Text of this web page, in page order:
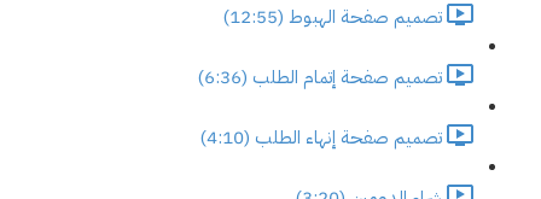
تصميم صفحة الهبوط (12:55)
تصميم صفحة إتمام الطلب (6:36)
تصميم صفحة إنهاء الطلب (4:10)